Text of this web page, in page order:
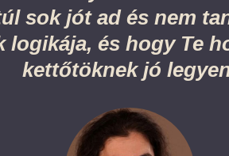
sok jót ad és nem
és hogy Te
kettőtöknek jó